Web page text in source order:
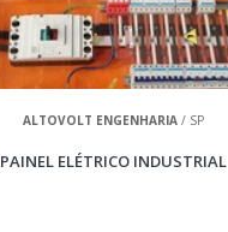
ALTOVOLT ENGENHARIA / SP
PAINEL ELÉTRICO INDUSTRIAL